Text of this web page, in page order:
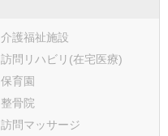
大阪市中央区
堺市中区
堺市西区
堺市北区
介護福祉施設
訪問リハビリ(在宅医療)
保育園
整骨院
訪問マッサージ